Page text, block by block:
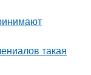
такая